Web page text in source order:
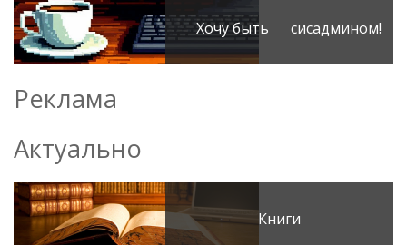
Хочу быть сисадмином!
Реклама
Актуально
Книги